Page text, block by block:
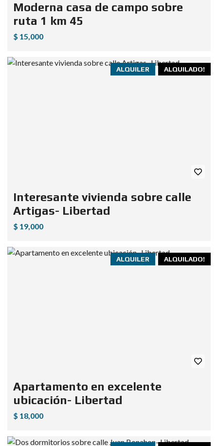
Moderna casa de campo sobre
ruta 1 km 45
$ 15,000
ALQUILADO!
ALQUILER
Interesante vivienda sobre calle
Artigas- Libertad
$ 19,000
ALQUILADO!
ALQUILER
Apartamento en excelente
ubicación- Libertad
$ 18,000